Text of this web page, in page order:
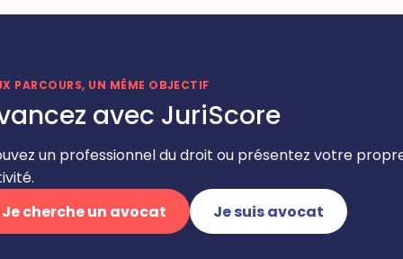
PARCOURS, UN MÊME OBJECTIF
avec JuriScore
un professionnel du droit ou présentez votre
Je cherche un avocat
Je suis avocat